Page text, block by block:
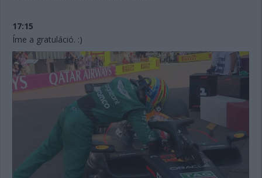
17:15
Íme a gratuláció. :)